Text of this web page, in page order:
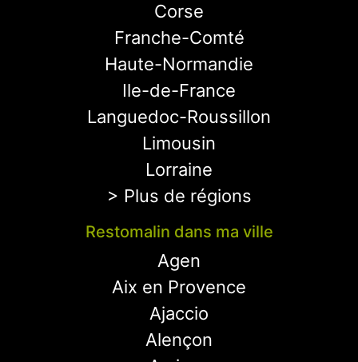
Corse
Franche-Comté
Haute-Normandie
Ile-de-France
Languedoc-Roussillon
Limousin
Lorraine
> Plus de régions
Restomalin dans ma ville
Agen
Aix en Provence
Ajaccio
Alençon